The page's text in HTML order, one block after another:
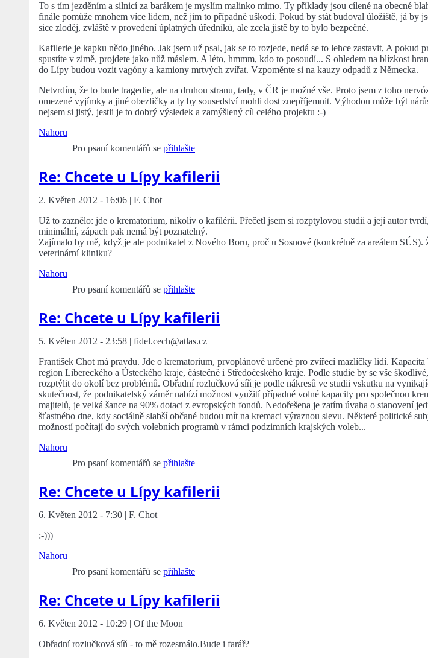
To s tím jezděním a silnicí za barákem je myslím malinko mimo. Ty příklady jsou cílené na obecné
finále pomůže mnohem více lidem, než jim to případně uškodí. Pokud by stát budoval úložiště, já by
sice zloděj, zvláště v provedení úplatných úředníků, ale zcela jistě by to bylo bezpečné.
Kafilerie je kapku nědo jiného. Jak jsem už psal, jak se to rozjede, nedá se to lehce zastavit, A pokud
spustíte v zimě, projdete jako nůž máslem. A léto, hmmm, kdo to posoudí... S ohledem na blízkost
do Lípy budou vozit vagóny a kamiony mrtvých zvířat. Vzpoměnte si na kauzy odpadů z Německa.
Netvrdím, že to bude tragedie, ale na druhou stranu, tady, v ČR je možné vše. Proto jsem z toho
omezené vyjímky a jiné obezličky a ty by sousedství mohli dost znepříjemnit. Výhodou může být
nejsem si jistý, jestli je to dobrý výsledek a zamýšlený cíl celého projektu :-)
Nahoru
Pro psaní komentářů se přihlašte
Re: Chcete u Lípy kafilerii
2. Květen 2012 - 16:06 | F. Chot
Už to zaznělo: jde o krematorium, nikoliv o kafilérii. Přečetl jsem si rozptylovou studii a její autor
minimální, zápach pak nemá být poznatelný.
Zajímalo by mě, když je ale podnikatel z Nového Boru, proč u Sosnové (konkrétně za areálem SÚS).
veterinární kliniku?
Nahoru
Pro psaní komentářů se přihlašte
Re: Chcete u Lípy kafilerii
5. Květen 2012 - 23:58 | fidel.cech@atlas.cz
František Chot má pravdu. Jde o krematorium, prvoplánově určené pro zvířecí mazlíčky lidí.
region Libereckého a Ústeckého kraje, částečně i Středočeského kraje. Podle studie by se vše
rozptýlit do okolí bez problémů. Obřadní rozlučková síň je podle nákresů ve studii vskutku na
skutečnost, že podnikatelský záměr nabízí možnost využití případné volné kapacity pro společnou
majitelů, je velká šance na 90% dotaci z evropských fondů. Nedořešena je zatím úvaha o stanovení
šťastného dne, kdy sociálně slabší občané budou mít na kremaci výraznou slevu. Některé politické
možností počítají do svých volebních programů v rámci podzimních krajských voleb...
Nahoru
Pro psaní komentářů se přihlašte
Re: Chcete u Lípy kafilerii
6. Květen 2012 - 7:30 | F. Chot
:-)))
Nahoru
Pro psaní komentářů se přihlašte
Re: Chcete u Lípy kafilerii
6. Květen 2012 - 10:29 | Of the Moon
Obřadní rozlučková síň - to mě rozesmálo.Bude i farář?